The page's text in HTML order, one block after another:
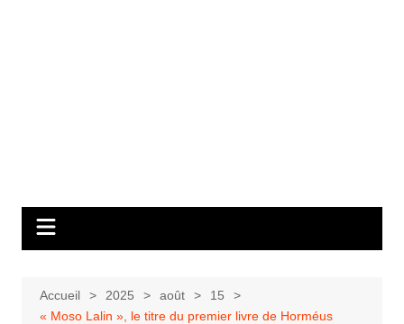
Accueil 2025 août
15
« Moso Lalin », le titre du premier livre de Horméus